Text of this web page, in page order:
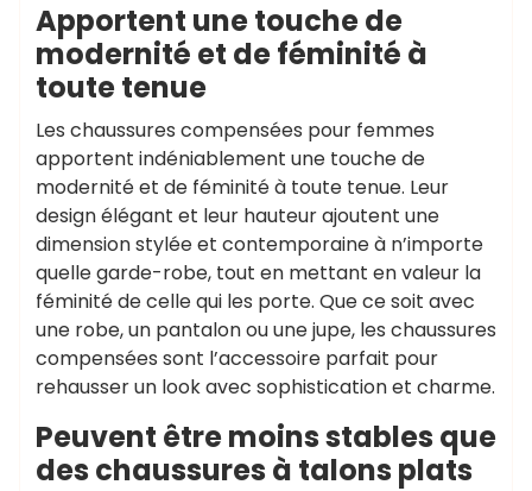
Apportent une touche de
modernité et de féminité à
toute tenue
Les chaussures compensées pour femmes
apportent indéniablement une touche de
modernité et de féminité à toute tenue. Leur
design élégant et leur hauteur ajoutent une
dimension stylée et contemporaine à n’importe
quelle garde-robe, tout en mettant en valeur la
féminité de celle qui les porte. Que ce soit avec
une robe, un pantalon ou une jupe, les chaussures
compensées sont l’accessoire parfait pour
rehausser un look avec sophistication et charme.
Peuvent être moins stables que
des chaussures à talons plats